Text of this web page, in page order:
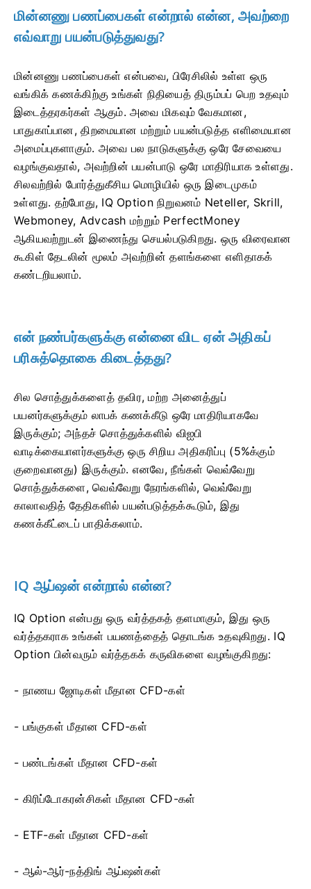
மின்னணு பணப்பைகள் என்றால் என்ன, அவற்றை
எவ்வாறு பயன்படுத்துவது?
மின்னணு பணப்பைகள் என்பவை, பிரேசிலில் உள்ள ஒரு
வங்கிக் கணக்கிற்கு உங்கள் நிதியைத் திரும்பப் பெற உதவும்
இடைத்தரகர்கள் ஆகும். அவை மிகவும் வேகமான,
பாதுகாப்பான, திறமையான மற்றும் பயன்படுத்த எளிமையான
அமைப்புகளாகும். அவை பல நாடுகளுக்கு ஒரே சேவையை
வழங்குவதால், அவற்றின் பயன்பாடு ஒரே மாதிரியாக உள்ளது.
சிலவற்றில் போர்த்துகீசிய மொழியில் ஒரு இடைமுகம்
உள்ளது. தற்போது, ​​IQ Option நிறுவனம் Neteller, Skrill,
Webmoney, Advcash மற்றும் PerfectMoney
ஆகியவற்றுடன் இணைந்து செயல்படுகிறது. ஒரு விரைவான
கூகிள் தேடலின் மூலம் அவற்றின் தளங்களை எளிதாகக்
கண்டறியலாம்.
என் நண்பர்களுக்கு என்னை விட ஏன் அதிகப்
பரிசுத்தொகை கிடைத்தது?
சில சொத்துக்களைத் தவிர, மற்ற அனைத்துப்
பயனர்களுக்கும் லாபக் கணக்கீடு ஒரே மாதிரியாகவே
இருக்கும்; அந்தச் சொத்துக்களில் விஐபி
வாடிக்கையாளர்களுக்கு ஒரு சிறிய அதிகரிப்பு (5%க்கும்
குறைவானது) இருக்கும். எனவே, நீங்கள் வெவ்வேறு
சொத்துக்களை, வெவ்வேறு நேரங்களில், வெவ்வேறு
காலாவதித் தேதிகளில் பயன்படுத்தக்கூடும், இது
கணக்கீட்டைப் பாதிக்கலாம்.
IQ ஆப்ஷன் என்றால் என்ன?
IQ Option என்பது ஒரு வர்த்தகத் தளமாகும், இது ஒரு
வர்த்தகராக உங்கள் பயணத்தைத் தொடங்க உதவுகிறது. IQ
Option பின்வரும் வர்த்தகக் கருவிகளை வழங்குகிறது:
- நாணய ஜோடிகள் மீதான CFD-கள்
- பங்குகள் மீதான CFD-கள்
- பண்டங்கள் மீதான CFD-கள்
- கிரிப்டோகரன்சிகள் மீதான CFD-கள்
- ETF-கள் மீதான CFD-கள்
- ஆல்-ஆர்-நத்திங் ஆப்ஷன்கள்